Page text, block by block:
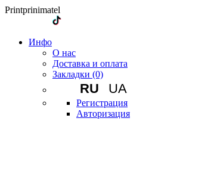
Printprinimatel
Инфо
О нас
Доставка и оплата
Закладки (0)
RU UA
Регистрация
Авторизация